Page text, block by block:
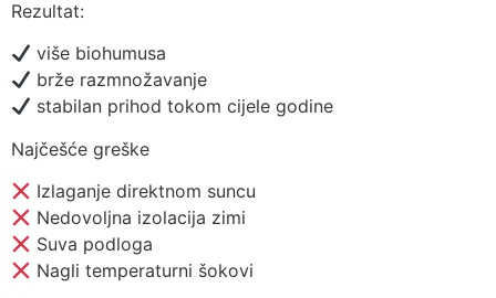
Rezultat:
više biohumusa
brže razmnožavanje
stabilan prihod tokom cijele godine
Najčešće greške
Izlaganje direktnom suncu
Nedovoljna izolacija zimi
Suva podloga
Nagli temperaturni šokovi